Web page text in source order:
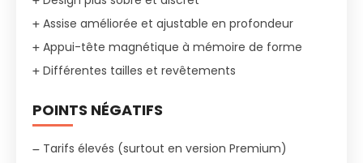
Assise améliorée et ajustable en profondeur
Appui-tête magnétique à mémoire de forme
Différentes tailles et revêtements
POINTS NÉGATIFS
Tarifs élevés (surtout en version Premium)